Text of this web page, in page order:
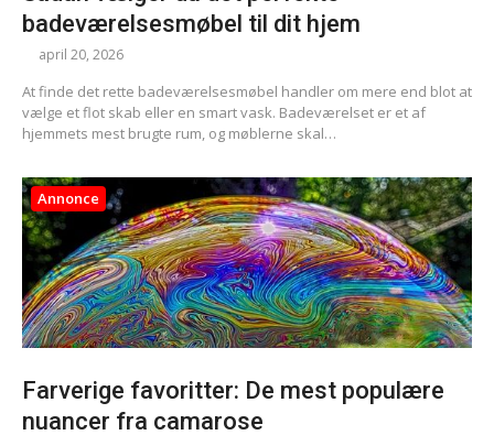
badeværelsesmøbel til dit hjem
april 20, 2026
At finde det rette badeværelsesmøbel handler om mere end blot at
vælge et flot skab eller en smart vask. Badeværelset er et af
hjemmets mest brugte rum, og møblerne skal…
Annonce
Farverige favoritter: De mest populære
nuancer fra camarose